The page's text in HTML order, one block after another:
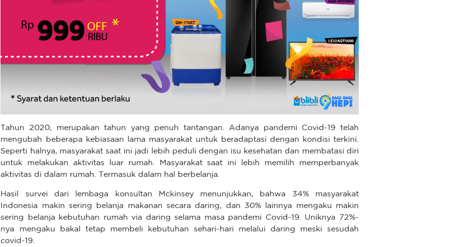
Tahun 2020, merupakan tahun yang penuh tantangan. Adanya pandemi Covid-19 telah
mengubah beberapa kebiasaan lama masyarakat untuk beradaptasi dengan kondisi terkini.
Seperti halnya, masyarakat saat ini jadi lebih peduli dengan isu kesehatan dan membatasi diri
untuk melakukan aktivitas luar rumah. Masyarakat saat ini lebih memilih memperbanyak
aktivitas di dalam rumah. Termasuk dalam hal berbelanja.
Hasil survei dari lembaga konsultan Mckinsey menunjukkan, bahwa 34% masyarakat
Indonesia makin sering belanja makanan secara daring, dan 30% lainnya mengaku makin
sering belanja kebutuhan rumah via daring selama masa pandemi Covid-19. Uniknya 72%-
nya mengaku bakal tetap membeli kebutuhan sehari-hari melalui daring meski sesudah
covid-19.